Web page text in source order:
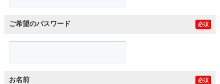
ご希望のパスワード 必須
お名前 必須